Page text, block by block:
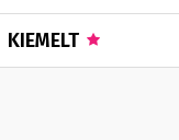
KIEMELT